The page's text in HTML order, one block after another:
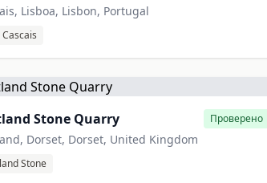
Lisboa, Lisbon, Portugal
Stone Quarry Проверено
Dorset, Dorset, United Kingdom
Stone